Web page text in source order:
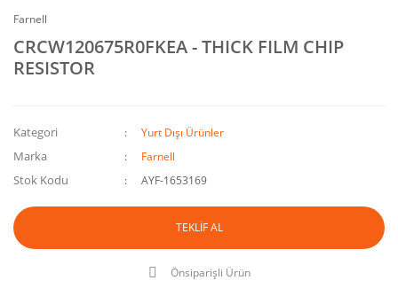
Farnell
CRCW120675R0FKEA - THICK FILM CHIP
RESISTOR
Kategori Yurt Dışı Ürünler
Marka Farnell
Stok Kodu AYF-1653169
TEKLİF AL
Önsiparişli Ürün